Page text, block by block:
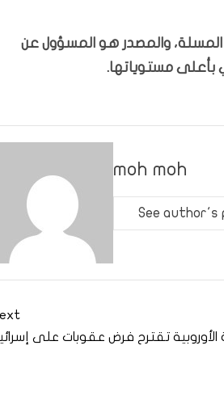
المسلة، والمصدر هو المسؤول عن
بأعلى مستوياتها.
moh moh
See author's
الأوروبية تقترح فرض عقوبات على